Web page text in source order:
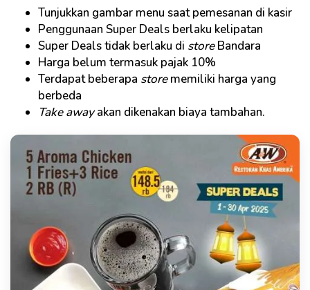
Tunjukkan gambar menu saat pemesanan di kasir
Penggunaan Super Deals berlaku kelipatan
Super Deals tidak berlaku di storeBandara
Harga belum termasuk pajak 10%
Terdapat beberapa storememiliki harga yang
berbeda
Take awayakan dikenakan biaya tambahan.